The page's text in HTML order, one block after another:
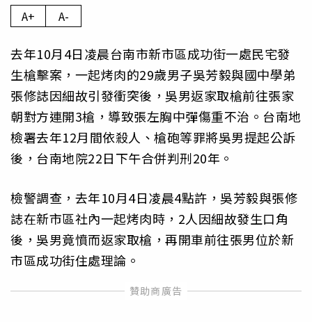
A+ A-
去年10月4日凌晨台南市新市區成功街一處民宅發
生槍擊案，一起烤肉的29歲男子吳芳毅與國中學弟
張修誌因細故引發衝突後，吳男返家取槍前往張家
朝對方連開3槍，導致張左胸中彈傷重不治。台南地
檢署去年12月間依殺人、槍砲等罪將吳男提起公訴
後，台南地院22日下午合併判刑20年。
檢警調查，去年10月4日凌晨4點許，吳芳毅與張修
誌在新市區社內一起烤肉時，2人因細故發生口角
後，吳男竟憤而返家取槍，再開車前往張男位於新
市區成功街住處理論。